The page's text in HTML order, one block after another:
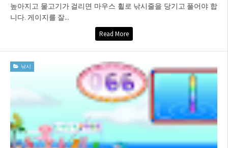
높아지고 물고기가 걸리면 마우스 휠로 낚시줄을 당기고 풀어야 합
니다. 게이지를 잘...
Read More
낚시